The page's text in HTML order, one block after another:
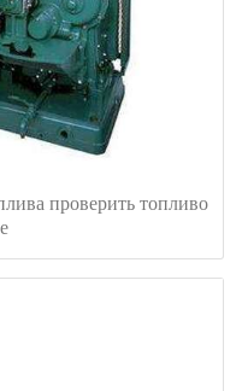
проверить топливо